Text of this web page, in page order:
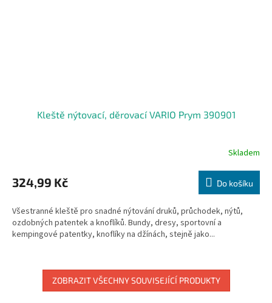
Kleště nýtovací, děrovací VARIO Prym 390901
Skladem
324,99 Kč Do košíku
Všestranné kleště pro snadné nýtování druků, průchodek, nýtů,
ozdobných patentek a knoflíků. Bundy, dresy, sportovní a
kempingové patentky, knoflíky na džínách, stejně jako...
ZOBRAZIT VŠECHNY SOUVISEJÍCÍ PRODUKTY